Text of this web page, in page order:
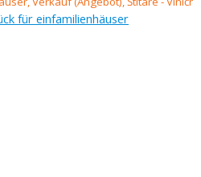
für einfamilienhäuser